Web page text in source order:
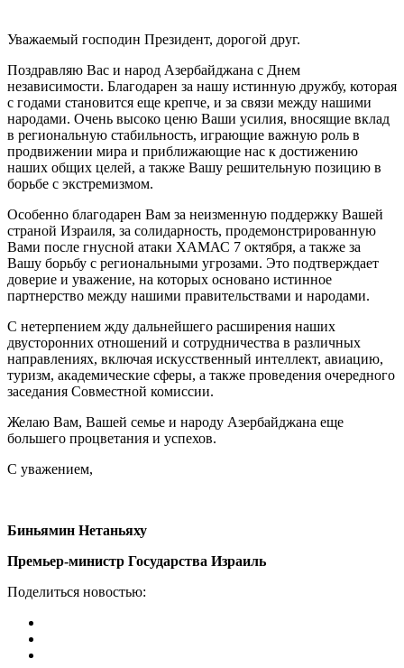
Уважаемый господин Президент, дорогой друг.
Поздравляю Вас и народ Азербайджана с Днем
независимости. Благодарен за нашу истинную дружбу, которая
с годами становится еще крепче, и за связи между нашими
народами. Очень высоко ценю Ваши усилия, вносящие вклад
в региональную стабильность, играющие важную роль в
продвижении мира и приближающие нас к достижению
наших общих целей, а также Вашу решительную позицию в
борьбе с экстремизмом.
Особенно благодарен Вам за неизменную поддержку Вашей
страной Израиля, за солидарность, продемонстрированную
Вами после гнусной атаки ХАМАС 7 октября, а также за
Вашу борьбу с региональными угрозами. Это подтверждает
доверие и уважение, на которых основано истинное
партнерство между нашими правительствами и народами.
С нетерпением жду дальнейшего расширения наших
двусторонних отношений и сотрудничества в различных
направлениях, включая искусственный интеллект, авиацию,
туризм, академические сферы, а также проведения очередного
заседания Совместной комиссии.
Желаю Вам, Вашей семье и народу Азербайджана еще
большего процветания и успехов.
С уважением,
Биньямин Нетаньяху
Премьер-министр Государства Израиль
Поделиться новостью: